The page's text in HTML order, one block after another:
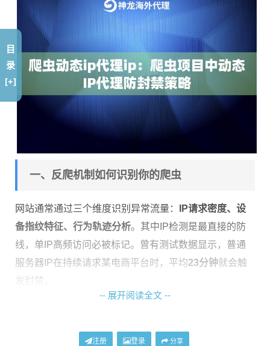
一、反爬机制如何识别你的爬虫
网站通常通过三个维度识别异常流量：
IP请求密度、设
备指纹特征、行为轨迹分析。其中IP检测是最直接的防
线，单IP高频访问必被标记。曾有测试数据显示，普通
服务器IP在持续请求某电商平台时，平均23分钟就会触
发封禁。
15-30分钟
-- 展开阅读全文 --
注册 登录 分享
目
录
[+]